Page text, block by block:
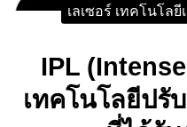
เลเซอร์ เทคโนโลยี
IPL
เทคโนโลยีปรั